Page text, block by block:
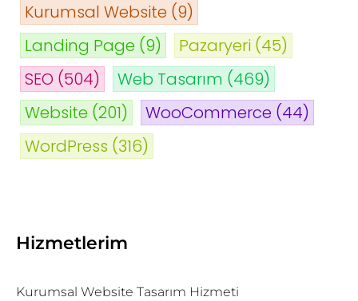
Kurumsal Website (9)
Landing Page (9) Pazaryeri (45)
SEO (504) Web Tasarım (469)
Website (201) WooCommerce (44)
WordPress (316)
Hizmetlerim
Kurumsal Website Tasarım Hizmeti